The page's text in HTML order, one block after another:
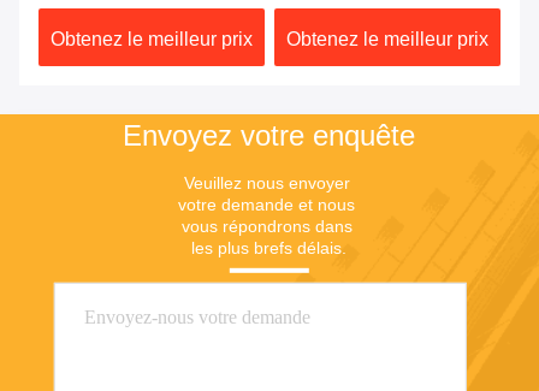
glissante
Obtenez le meilleur prix
accessoires sportifs sur
mesure
Obtenez le meilleur prix
Envoyez votre enquête
Veuillez nous envoyer
votre demande et nous
vous répondrons dans
les plus brefs délais.